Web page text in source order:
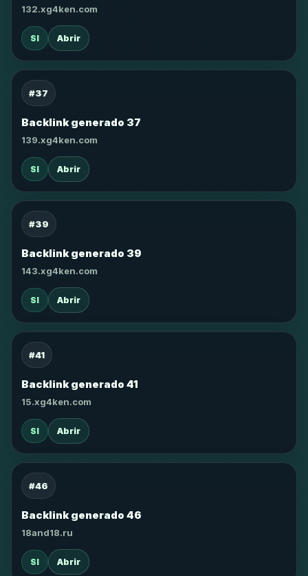
132.xg4ken.com
SI Abrir
#37
Backlink generado 37
139.xg4ken.com
SI Abrir
#39
Backlink generado 39
143.xg4ken.com
SI Abrir
#41
Backlink generado 41
15.xg4ken.com
SI Abrir
#46
Backlink generado 46
18and18.ru
SI Abrir